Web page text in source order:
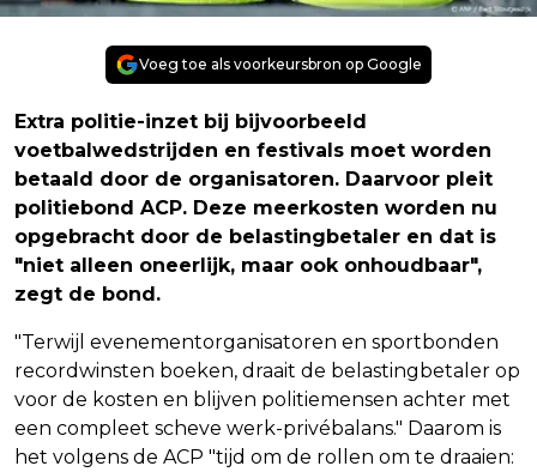
Voeg toe als voorkeursbron op Google
Extra politie-inzet bij bijvoorbeeld
voetbalwedstrijden en festivals moet worden
betaald door de organisatoren. Daarvoor pleit
politiebond ACP. Deze meerkosten worden nu
opgebracht door de belastingbetaler en dat is
"niet alleen oneerlijk, maar ook onhoudbaar",
zegt de bond.
"Terwijl evenementorganisatoren en sportbonden
recordwinsten boeken, draait de belastingbetaler op
voor de kosten en blijven politiemensen achter met
een compleet scheve werk-privébalans." Daarom is
het volgens de ACP "tijd om de rollen om te draaien: